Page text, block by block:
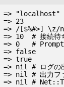
"localhost"
23
/[$%#>] \z/n
10  # 接続待
0   # Prompt
=> false
=> true
nil # ログの出
nil # 出力フ